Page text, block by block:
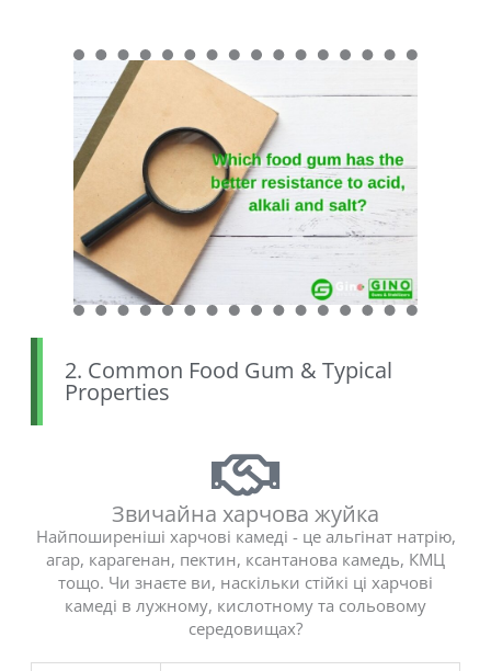
2. Common Food Gum & Typical
Properties
Звичайна харчова жуйка
Найпоширеніші харчові камеді - це альгінат натрію,
агар, карагенан, пектин, ксантанова камедь, КМЦ
тощо. Чи знаєте ви, наскільки стійкі ці харчові
камеді в лужному, кислотному та сольовому
середовищах?